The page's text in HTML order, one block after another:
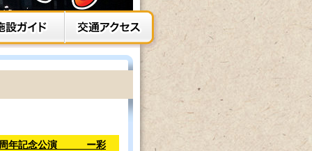
周年記念公演 ー彩